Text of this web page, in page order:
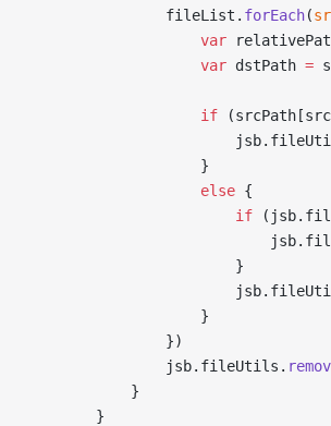
                fileList.
forEach(
                    var
                    var
dstPath =
                    if
                    }
                    else
{
                        if
                        }
                    }
                })
                jsb.fileUtils.
            }
        }